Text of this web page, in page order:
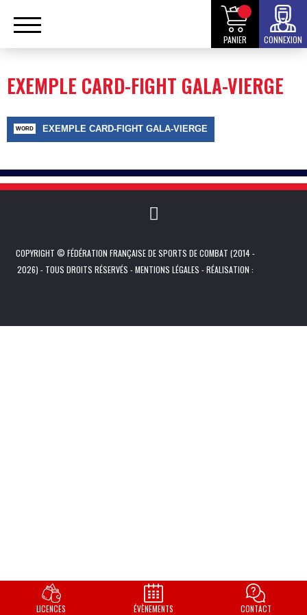
PANIER CONNEXION
EXEMPLE CARD-FIGHT GALA-VIERGE
EXEMPLE CARD-FIGHT GALA-VIERGE
COPYRIGHT © FÉDÉRATION FRANÇAISE DE SPORTS DE COMBAT (2014 -
2026) - TOUS DROITS RÉSERVÉS -MENTIONS LÉGALES - RÉALISATION :
LICENCES ÉVÈNEMENTS CONTACT